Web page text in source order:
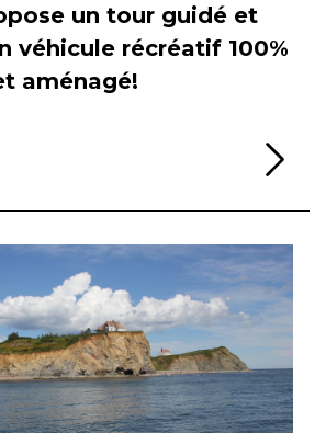
un tour guidé et
véhicule récréatif 100%
aménagé!